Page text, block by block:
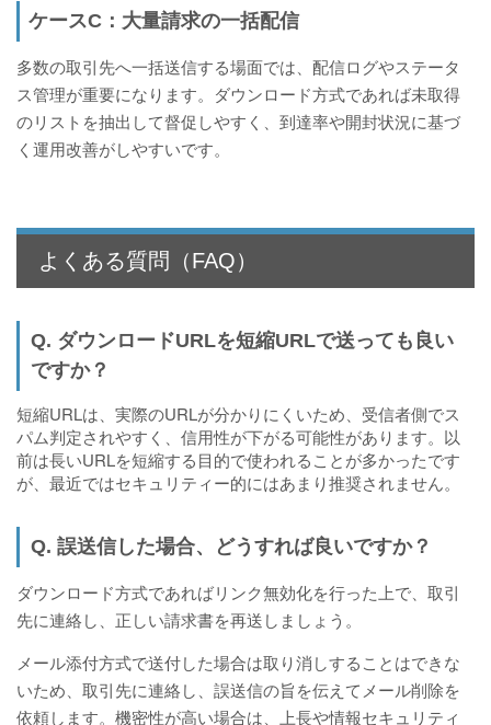
ケースC：大量請求の一括配信
多数の取引先へ一括送信する場面では、配信ログやステータ
ス管理が重要になります。ダウンロード方式であれば未取得
のリストを抽出して督促しやすく、到達率や開封状況に基づ
く運用改善がしやすいです。
よくある質問（FAQ）
Q. ダウンロードURLを短縮URLで送っても良い
ですか？
短縮URLは、実際のURLが分かりにくいため、受信者側でス
パム判定されやすく、信用性が下がる可能性があります。以
前は長いURLを短縮する目的で使われることが多かったです
が、最近ではセキュリティー的にはあまり推奨されません。
Q. 誤送信した場合、どうすれば良いですか？
ダウンロード方式であればリンク無効化を行った上で、取引
先に連絡し、正しい請求書を再送しましょう。
メール添付方式で送付した場合は取り消しすることはできな
いため、取引先に連絡し、誤送信の旨を伝えてメール削除を
依頼します。機密性が高い場合は、上長や情報セキュリティ